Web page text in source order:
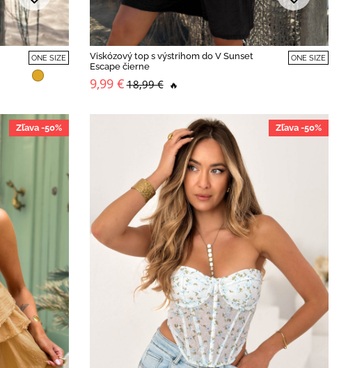
ONE SIZE
Viskózový top s výstrihom do V Sunset
Escape čierne
9,99 €18,99 € 🔥
ONE SIZE
Zľava -50% Zľava -50%